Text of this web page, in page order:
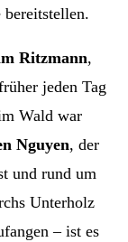
bereitstellen.
Ritzmann,
jeden Tag
Wald war
Nguyen, der
und rund um
Unterholz
– ist es